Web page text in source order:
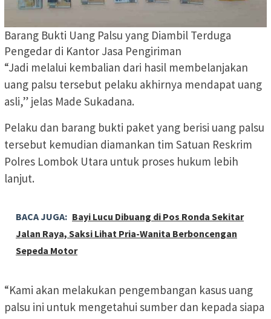
Barang Bukti Uang Palsu yang Diambil Terduga
Pengedar di Kantor Jasa Pengiriman
“Jadi melalui kembalian dari hasil membelanjakan
uang palsu tersebut pelaku akhirnya mendapat uang
asli,” jelas Made Sukadana.
Pelaku dan barang bukti paket yang berisi uang palsu
tersebut kemudian diamankan tim Satuan Reskrim
Polres Lombok Utara untuk proses hukum lebih
lanjut.
BACA JUGA: Bayi Lucu Dibuang di Pos Ronda Sekitar
Jalan Raya, Saksi Lihat Pria-Wanita Berboncengan
Sepeda Motor
“Kami akan melakukan pengembangan kasus uang
palsu ini untuk mengetahui sumber dan kepada siapa